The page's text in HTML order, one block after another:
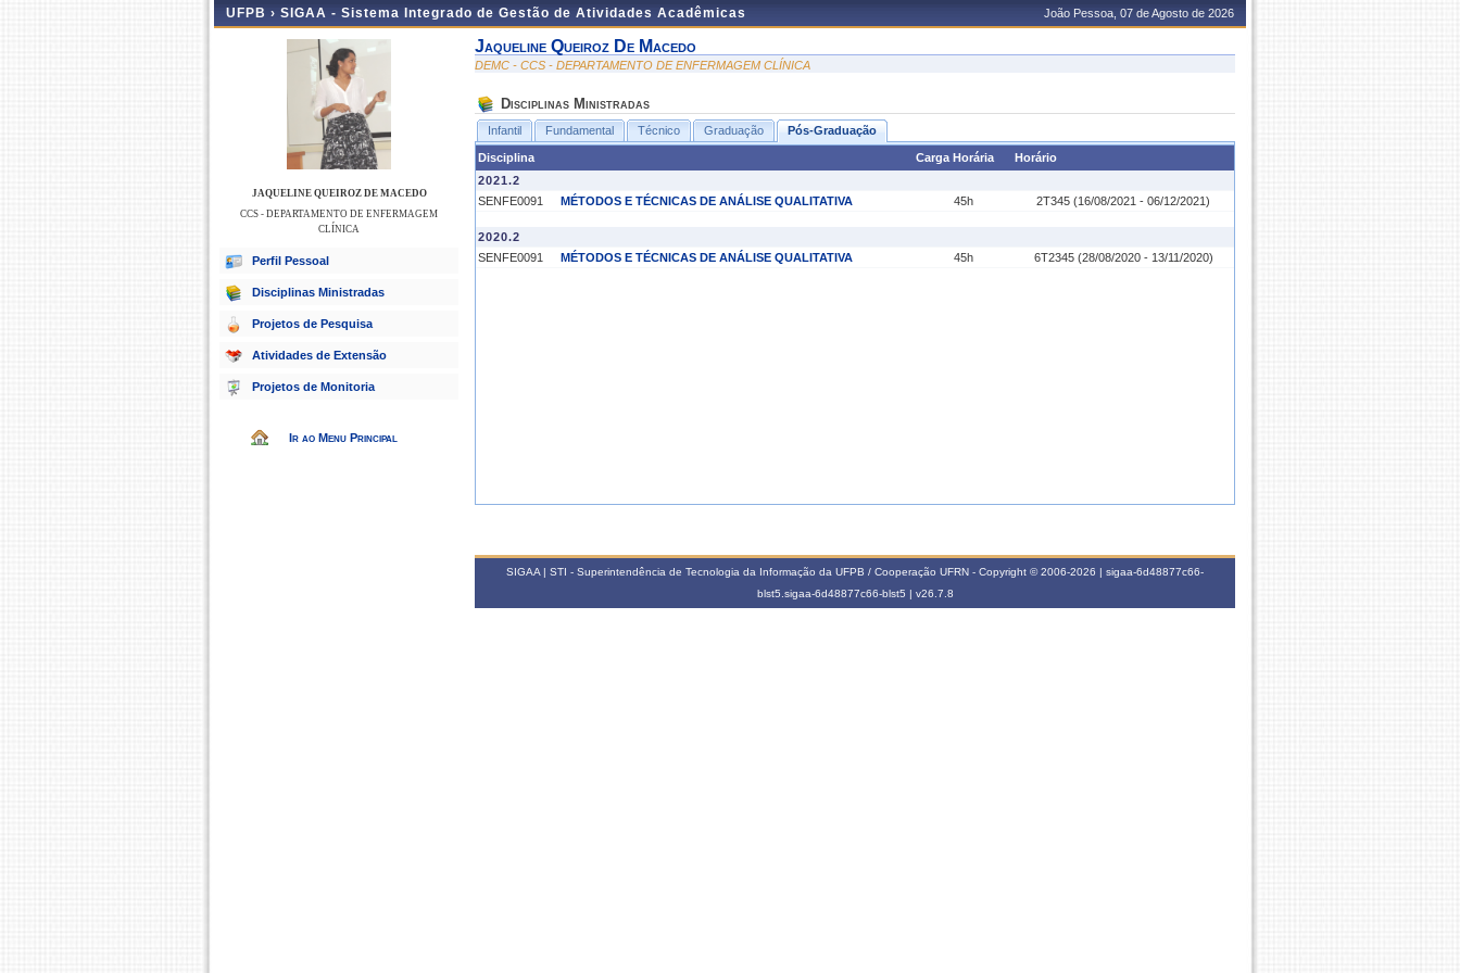
UFPB › SIGAA - Sistema Integrado de Gestão de Atividades Acadêmicas João Pessoa, 07 de Agosto de 2026
JAQUELINE QUEIROZ DE MACEDO
CCS - DEPARTAMENTO DE ENFERMAGEM
CLÍNICA
Perfil Pessoal
Disciplinas Ministradas
Projetos de Pesquisa
Atividades de Extensão
Projetos de Monitoria
Ir ao Menu Principal
Jaqueline Queiroz De Macedo
DEMC - CCS - DEPARTAMENTO DE ENFERMAGEM CLÍNICA
Disciplinas Ministradas
Infantil Fundamental Técnico Graduação Pós-Graduação
Disciplina Carga Horária
Horário
2021.2
SENFE0091
MÉTODOS E TÉCNICAS DE ANÁLISE QUALITATIVA 45h 2T345 (16/08/2021 - 06/12/2021)
2020.2
SENFE0091
MÉTODOS E TÉCNICAS DE ANÁLISE QUALITATIVA 45h 6T2345 (28/08/2020 - 13/11/2020)
SIGAA | STI - Superintendência de Tecnologia da Informação da UFPB / Cooperação UFRN - Copyright © 2006-2026 | sigaa-6d48877c66-
blst5.sigaa-6d48877c66-blst5 | v26.7.8